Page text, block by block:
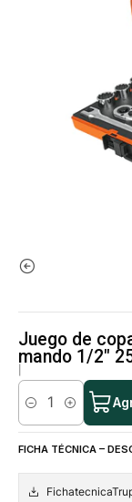
Juego de
mando 1/2"
Cantidad
FICHA TÉCNICA –